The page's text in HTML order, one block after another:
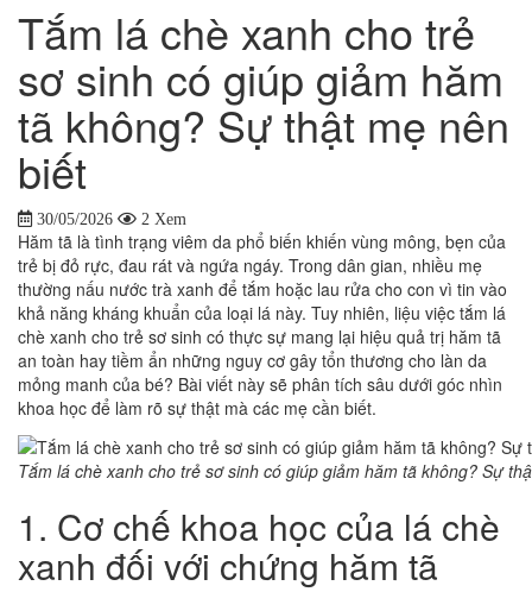
Tắm lá chè xanh cho trẻ
sơ sinh có giúp giảm hăm
tã không? Sự thật mẹ nên
biết
30/05/2026 2 Xem
Hăm tã là tình trạng viêm da phổ biến khiến vùng mông, bẹn của
trẻ bị đỏ rực, đau rát và ngứa ngáy. Trong dân gian, nhiều mẹ
thường nấu nước trà xanh để tắm hoặc lau rửa cho con vì tin vào
khả năng kháng khuẩn của loại lá này. Tuy nhiên, liệu việc tắm lá
chè xanh cho trẻ sơ sinh có thực sự mang lại hiệu quả trị hăm tã
an toàn hay tiềm ẩn những nguy cơ gây tổn thương cho làn da
mỏng manh của bé? Bài viết này sẽ phân tích sâu dưới góc nhìn
khoa học để làm rõ sự thật mà các mẹ cần biết.
Tắm lá chè xanh cho trẻ sơ sinh có giúp giảm hăm tã không? Sự
1. Cơ chế khoa học của lá chè
xanh đối với chứng hăm tã